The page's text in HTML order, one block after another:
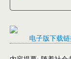
电子版下载